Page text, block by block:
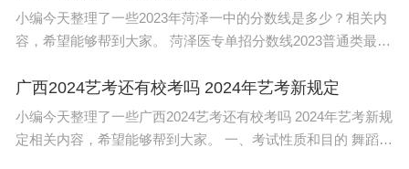
小编今天整理了一些2023年菏泽一中的分数线是多少？相关内
容，希望能够帮到大家。 菏泽医专单招分数线2023普通类最低
校2022
广西2024艺考还有校考吗 2024年艺考新规定
小编今天整理了一些广西2024艺考还有校考吗 2024年艺考新规
定相关内容，希望能够帮到大家。 一、考试性质和目的 舞蹈类